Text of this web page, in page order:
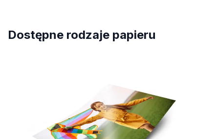
Dostępne rodzaje papieru